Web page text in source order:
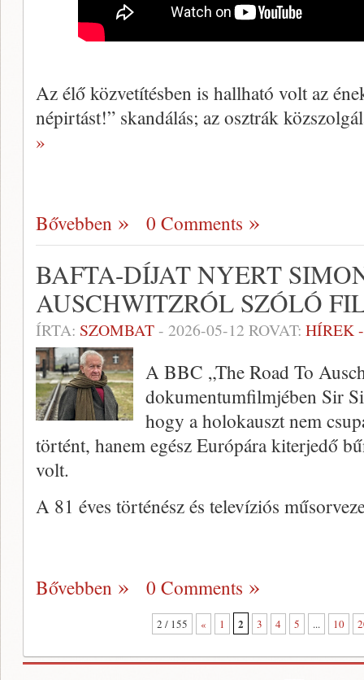
Az élő közvetítésben is hallható volt az
népirtást!” skandálás; az osztrák
»
Bővebben 0 Comments
BAFTA-DÍJAT NYERT
AUSCHWITZRÓL SZÓLÓ
ÍRTA: SZOMBAT- 2026-05-12 ROVAT: HÍREK
A BBC „The Road To
dokumentumfilmjében Sir
hogy a holokauszt nem
történt, hanem egész Európára kiterjedő
volt.
A 81 éves történész és televíziós
Bővebben 0 Comments
2 / 155 « 1 2 3 4 5 ... 10